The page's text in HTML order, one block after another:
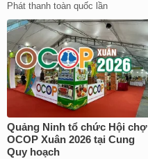
Phát thanh toàn quốc lần
Quảng Ninh tổ chức Hội chợ
OCOP Xuân 2026 tại Cung
Quy hoạch